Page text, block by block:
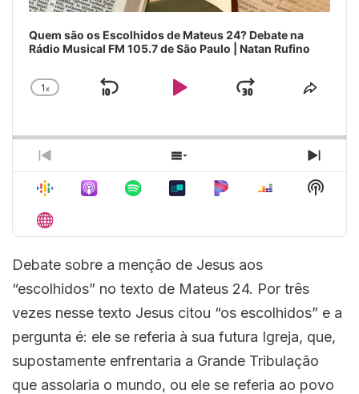
Quem são os Escolhidos de Mateus 24? Debate na
Rádio Musical FM 105.7 de São Paulo | Natan Rufino
Change
1x
Skip
Play
Jump
Share
Previous
Episode
Show
Episodes
List
Next
Show
Debate sobre a menção de Jesus aos
“escolhidos” no texto de Mateus 24. Por três
vezes nesse texto Jesus citou “os escolhidos” e a
pergunta é: ele se referia à sua futura Igreja, que,
supostamente enfrentaria a Grande Tribulação
que assolaria o mundo, ou ele se referia ao povo